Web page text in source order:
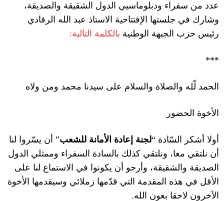
عدد من سفراء ودبلوماسيي الدول الشقيقة والصديقة،
وشارك في جلستها الإفتتاحية الاستاذ عبد الله الرفادي
رئيس حزب الجبهة الوطنية بالكلمة التالية:
***
الحمد لّله والصلاة والسلام على سيدنا محمد ومن ولاه
الأخوة الحضور
أولا أشكر السّادة “لجنة إعادة الأمانة للشعب” أن يسّروا لنا
أن نلتقي معا، ونلتقي كذلك بالسادة السفراء وممثلي الدول
الصديقة والشقيقة، وأرجو أن يكونوا في الاستماع لنا على
الأقل في هذه المقدمة التي قدّمها زملائي وسيقدمها الأخوة
الآخرون لاحقا بعون الله.